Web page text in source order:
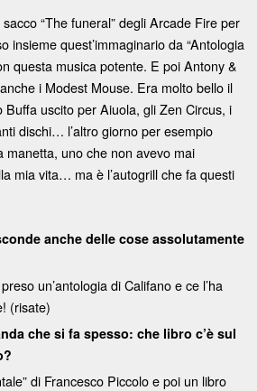
“The funeral” degli Arcade Fire per
insieme quest’immaginario da “Antologia
questa musica potente. E poi Antony &
i Modest Mouse. Era molto bello il
Buffa uscito per Aiuola, gli Zen Circus, i
dischi… l’altro giorno per esempio
manetta, uno che non avevo mai
mia vita… ma è l’autogrill che fa questi
anche delle cose assolutamente
un’antologia di Califano e ce l’ha
(risate)
che si fa spesso: che libro c’è sul
di Francesco Piccolo e poi un libro